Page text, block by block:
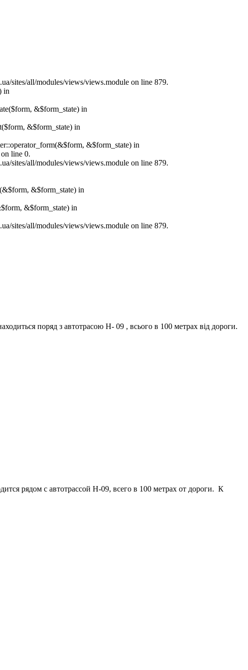
sites/all/modules/views/views.module on line 879.
in
&$form_state) in
&$form_state) in
&$form_state) in
line 0.
sites/all/modules/views/views.module on line 879.
&$form_state) in
&$form_state) in
sites/all/modules/views/views.module on line 879.
поряд з автотрасою Н- 09 , всього в 100 метрах від дороги.
рядом с автотрассой Н-09, всего в 100 метрах от дороги. К